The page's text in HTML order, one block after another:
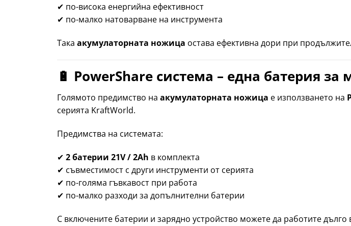
✔ по-висока енергийна ефективност
✔ по-малко натоварване на инструмента
Така акумулаторната ножица остава ефективна дори при
🔋 PowerShare система – една батерия за
Голямото предимство на акумулаторната ножица е използването на
серията KraftWorld.
Предимства на системата:
✔ 2 батерии 21V / 2Ah в комплекта
✔ съвместимост с други инструменти от серията
✔ по-голяма гъвкавост при работа
✔ по-малко разходи за допълнителни батерии
С включените батерии и зарядно устройство можете да работите дълго